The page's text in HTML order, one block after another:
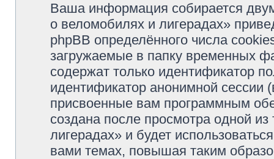
Ваша информация собирается
о веломобилях и лигерадах»
phpBB определённого числа
загружаемые в папку временных
содержат только идентификатор
идентификатор анонимной сессии
присвоенные вам программным
создана после просмотра одной
лигерадах» и будет
вами темах, повышая таким